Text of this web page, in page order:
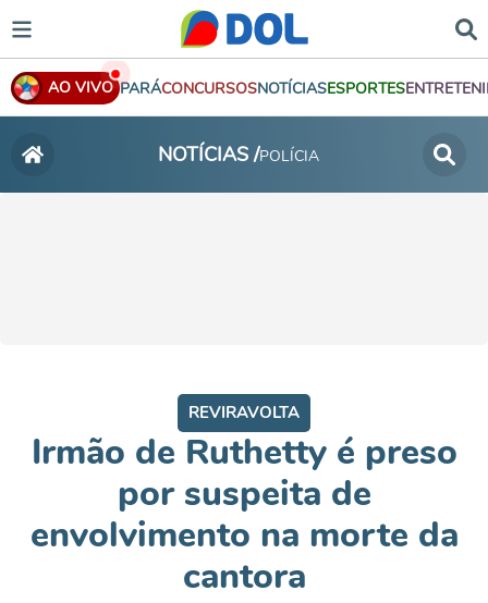
AO VIVO PARÁCONCURSOSNOTÍCIASESPORTES
NOTÍCIAS /POLÍCIA
REVIRAVOLTA
Irmão de Ruthetty é preso
por suspeita de
envolvimento na morte da
cantora